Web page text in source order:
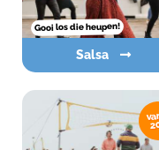
Gooi los die heupen!
Salsa